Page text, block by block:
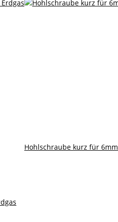
Hohlschraube kurz für